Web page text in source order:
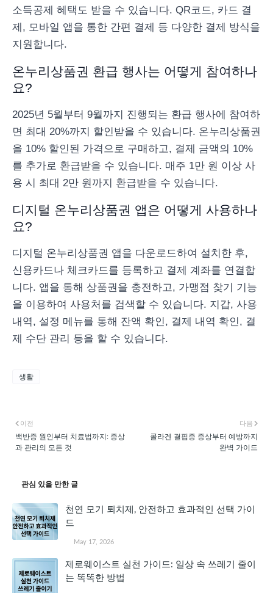
소득공제 혜택도 받을 수 있습니다. QR코드, 카드 결
제, 모바일 앱을 통한 간편 결제 등 다양한 결제 방식을
지원합니다.
온누리상품권 환급 행사는 어떻게 참여하나
요?
2025년 5월부터 9월까지 진행되는 환급 행사에 참여하
면 최대 20%까지 할인받을 수 있습니다. 온누리상품권
을 10% 할인된 가격으로 구매하고, 결제 금액의 10%
를 추가로 환급받을 수 있습니다. 매주 1만 원 이상 사
용 시 최대 2만 원까지 환급받을 수 있습니다.
디지털 온누리상품권 앱은 어떻게 사용하나
요?
디지털 온누리상품권 앱을 다운로드하여 설치한 후,
신용카드나 체크카드를 등록하고 결제 계좌를 연결합
니다. 앱을 통해 상품권을 충전하고, 가맹점 찾기 기능
을 이용하여 사용처를 검색할 수 있습니다. 지갑, 사용
내역, 설정 메뉴를 통해 잔액 확인, 결제 내역 확인, 결
제 수단 관리 등을 할 수 있습니다.
생활
다음
콜라겐 결핍증 증상부터 예방까지
완벽 가이드
이전
백반증 원인부터 치료법까지: 증상
과 관리의 모든 것
관심 있을 만한 글
천연 모기 퇴치제, 안전하고 효과적인 선택 가이
드
May 17, 2026
제로웨이스트 실천 가이드: 일상 속 쓰레기 줄이
는 똑똑한 방법